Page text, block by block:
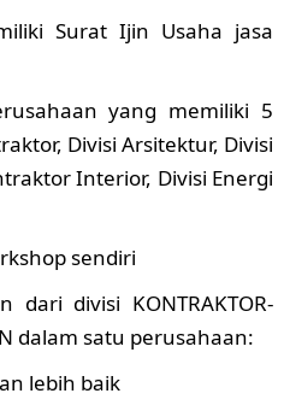
Surat Ijin Usaha jasa
yang memiliki 5
Divisi Arsitektur, Divisi
Interior, Divisi Energi
sendiri
dari divisi KONTRAKTOR-
dalam satu perusahaan:
lebih baik